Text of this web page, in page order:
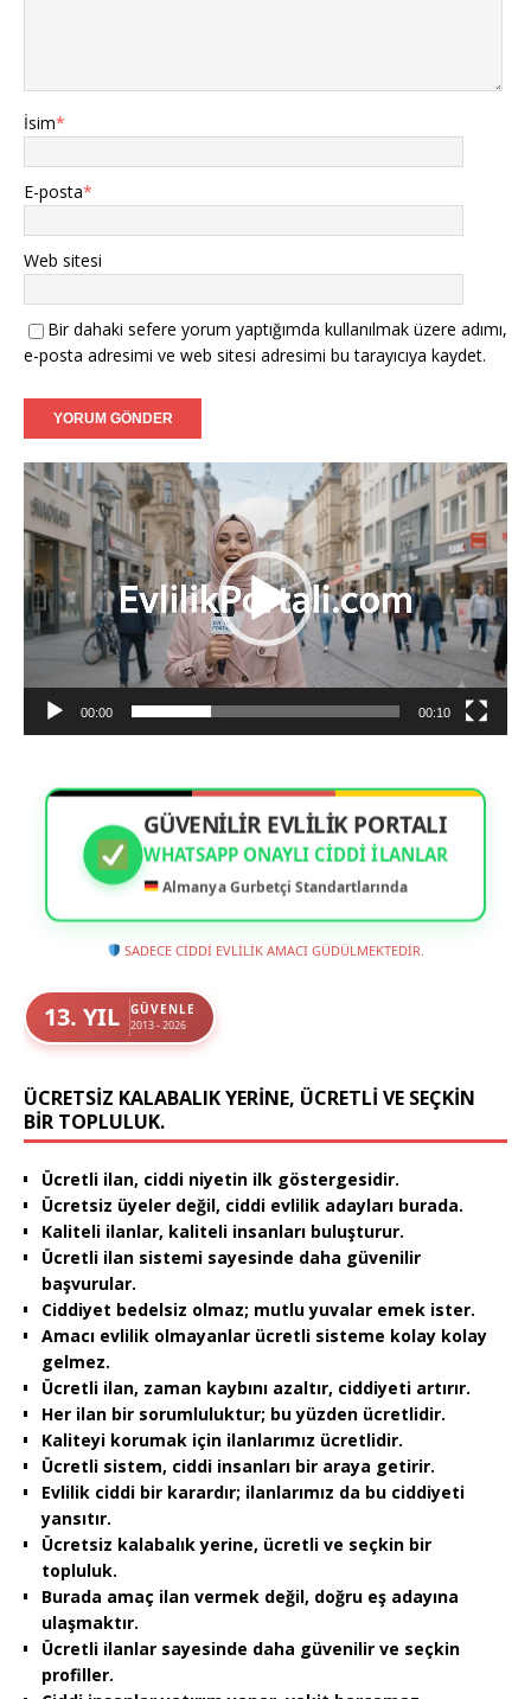
arkadaşı.
Mustafa (38) - Bonn:Kendi işimin sahibiyim, niyetim
ciddi.
Filiz (39) - Münster:Tanışmak ve görüşmek dileğiyle.
Caner (37) - Karlsruhe:Sadakatli bir hanımefendi
Aylin (35) - Mannheim:
bekliyorum.
Fatih (40) - Augsburg:İnançlı ve ahlaklı bir eş adayı.
İsim*
E-posta*
Web sitesi
Bir dahaki sefere yorum yaptığımda kullanılmak üzere adımı,
e-posta adresimi ve web sitesi adresimi bu tarayıcıya kaydet.
Video
oynatıcı
00:00 00:10
GÜVENİLİR EVLİLİK PORTALI
WHATSAPP ONAYLI CIDDI İLANLAR
Almanya Gurbetçi Standartlarında
SADECE CİDDİ EVLİLİK AMACI GÜDÜLMEKTEDİR.
13. YIL GÜVENLE
2013 - 2026
ÜCRETSIZ KALABALIK YERINE, ÜCRETLI VE SEÇKIN
BIR TOPLULUK.
Ücretli ilan, ciddi niyetin ilk göstergesidir.
Ücretsiz üyeler değil, ciddi evlilik adayları burada.
Kaliteli ilanlar, kaliteli insanları buluşturur.
Ücretli ilan sistemi sayesinde daha güvenilir
başvurular.
Ciddiyet bedelsiz olmaz; mutlu yuvalar emek ister.
Amacı evlilik olmayanlar ücretli sisteme kolay kolay
gelmez.
Ücretli ilan, zaman kaybını azaltır, ciddiyeti artırır.
Her ilan bir sorumluluktur; bu yüzden ücretlidir.
Kaliteyi korumak için ilanlarımız ücretlidir.
Ücretli sistem, ciddi insanları bir araya getirir.
Evlilik ciddi bir karardır; ilanlarımız da bu ciddiyeti
yansıtır.
Ücretsiz kalabalık yerine, ücretli ve seçkin bir
topluluk.
Burada amaç ilan vermek değil, doğru eş adayına
ulaşmaktır.
Ücretli ilanlar sayesinde daha güvenilir ve seçkin
profiller.